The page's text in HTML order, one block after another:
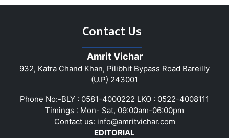
Contact Us
Amrit Vichar
932, Katra Chand Khan, Pilibhit Bypass Road Bareilly
(U.P) 243001
Phone No:-BLY : 0581-4000222 LKO : 0522-4008111
Timings : Mon- Sat, 09:00am-06:00pm
Contact us: info@amritvichar.com
EDITORIAL